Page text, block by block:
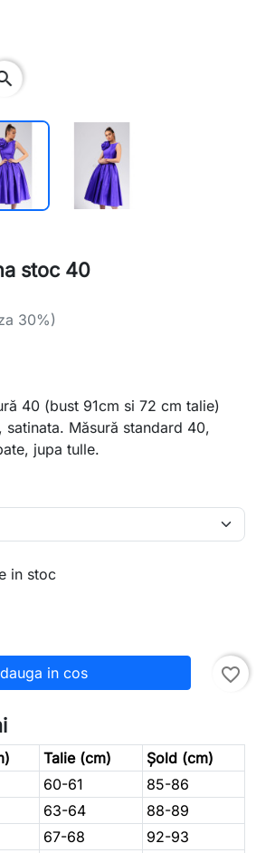
stoc 40
30%)
40 (bust 91cm si 72 cm talie)
satinata. Măsură standard 40,
jupa tulle.
in stoc
in cos favorite_border
Talie (cm)
Șold (cm)
60-61
85-86
63-64
88-89
67-68
92-93